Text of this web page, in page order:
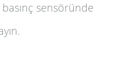
sensöründe